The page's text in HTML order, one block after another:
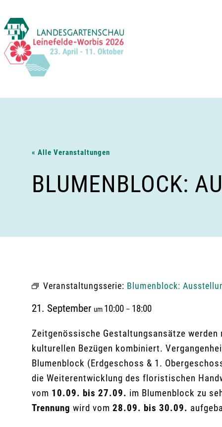
Inhalt
springen
« Alle Veranstaltungen
BLUMENBLOCK:
Veranstaltungsserie: Blumenblock:
21. September um 10:00 – 18:00
Zeitgenössische Gestaltungsansätze
kulturellen Bezügen kombiniert.
Blumenblock (Erdgeschoss & 1.
die Weiterentwicklung des floristischen
vom 10.09. bis 27.09. im Blumenblock zu
Trennung wird vom 28.09. bis 30.09.